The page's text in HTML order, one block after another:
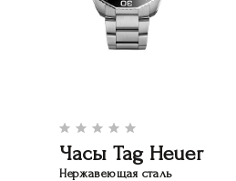
Часы Tag Heuer
Нержавеющая сталь